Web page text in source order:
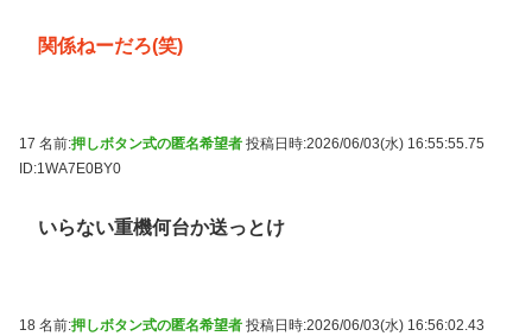
関係ねーだろ(笑)
17 名前:押しボタン式の匿名希望者 投稿日時:2026/06/03(水) 16:55:55.75
ID:1WA7E0BY0
いらない重機何台か送っとけ
18 名前:押しボタン式の匿名希望者 投稿日時:2026/06/03(水) 16:56:02.43